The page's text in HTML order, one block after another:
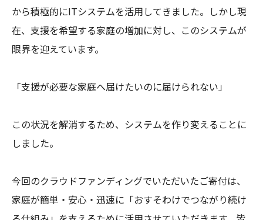
から積極的にITシステムを活用してきました。しかし現
在、支援を希望する家庭の増加に対し、このシステムが
限界を迎えています。
「支援が必要な家庭へ届けたいのに届けられない」
この状況を解消するため、システムを作り変えることに
しました。
今回のクラウドファンディングでいただいたご寄付は、
家庭が簡単・安心・迅速に「おすそわけでつながり続け